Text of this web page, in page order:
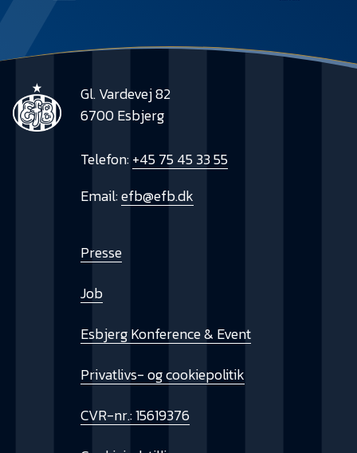
Gl. Vardevej 82
6700 Esbjerg
Telefon:+45 75 45 33 55
Email:efb@efb.dk
Presse
Job
Esbjerg Konference & Event
Privatlivs- og cookiepolitik
CVR-nr.: 15619376